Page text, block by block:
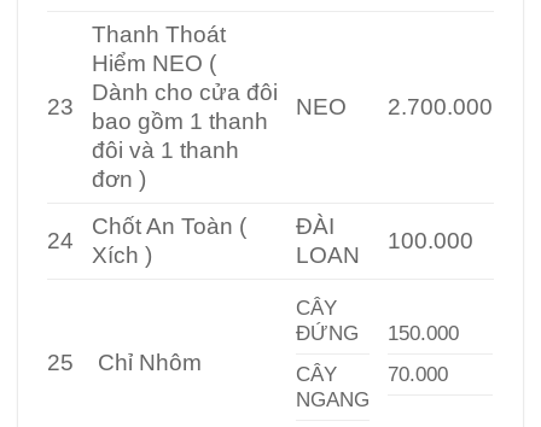
23
Thanh Thoát
Hiểm NEO (
Dành cho cửa đôi
bao gồm 1 thanh
đôi và 1 thanh
đơn )
NEO 2.700.000
24
Chốt An Toàn (
Xích )
ĐÀI
LOAN
100.000
25 Chỉ Nhôm
CÂY
ĐỨNG
CÂY
NGANG
150.000
70.000